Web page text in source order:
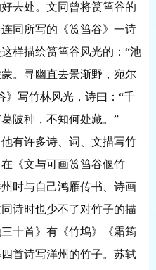
去处。文同曾将筼筜谷的
同所写的《筼筜谷》一诗
样描绘筼筜谷风光的： “池
。寻幽直去景渐野，宛尔
》写竹林风光，诗曰：“千
陂种，不知何处藏。”
有许多诗、词、文描写竹
《文与可画筼筜谷偃竹
时与自己鸿雁传书、诗画
诗时也少不了对竹子的描
十首》有《竹坞》《霜筠
首诗写洋州的竹子。苏轼